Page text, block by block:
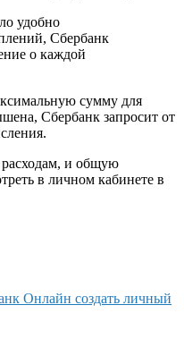
удобно
Сбербанк
о каждой
сумму для
Сбербанк запросит от
и общую
в личном кабинете в
Онлайн создать личный